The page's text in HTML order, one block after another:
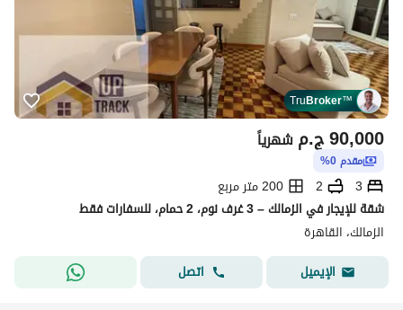
TruBroker™
ج.م90,000 شهرياً
مقدم 0%
3
2
200 متر مربع
شقة للإيجار في الزمالك – 3 غرف نوم، 2 حمام، للسفارات فقط
الزمالك، القاهرة
الإيميل
اتصل